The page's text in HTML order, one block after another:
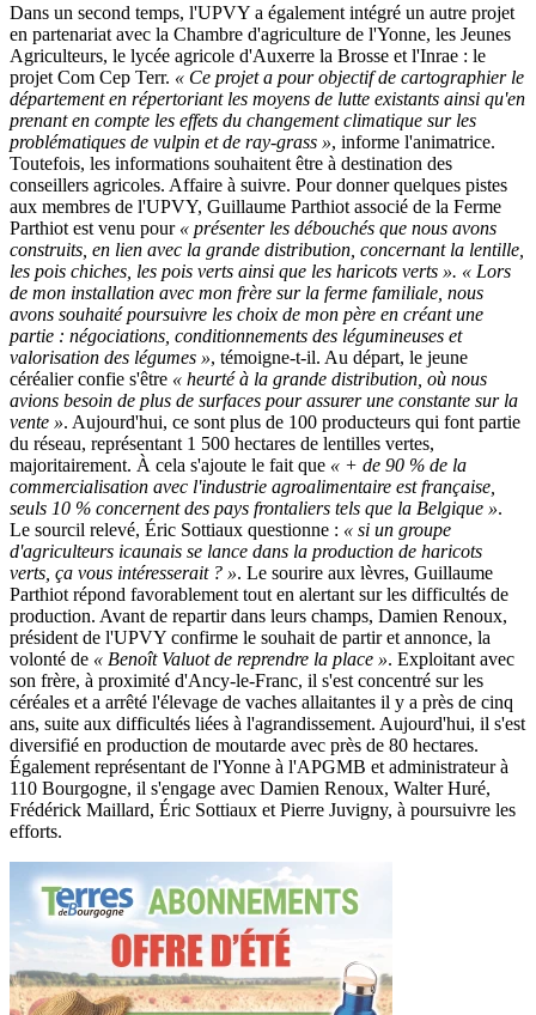
Dans un second temps, l'UPVY a également intégré un autre projet
en partenariat avec la Chambre d'agriculture de l'Yonne, les Jeunes
Agriculteurs, le lycée agricole d'Auxerre la Brosse et l'Inrae : le
projet Com Cep Terr. « Ce projet a pour objectif de cartographier le
département en répertoriant les moyens de lutte existants ainsi qu'en
prenant en compte les effets du changement climatique sur les
problématiques de vulpin et de ray-grass », informe l'animatrice.
Toutefois, les informations souhaitent être à destination des
conseillers agricoles. Affaire à suivre. Pour donner quelques pistes
aux membres de l'UPVY, Guillaume Parthiot associé de la Ferme
Parthiot est venu pour « présenter les débouchés que nous avons
construits, en lien avec la grande distribution, concernant la lentille,
les pois chiches, les pois verts ainsi que les haricots verts ». « Lors
de mon installation avec mon frère sur la ferme familiale, nous
avons souhaité poursuivre les choix de mon père en créant une
partie : négociations, conditionnements des légumineuses et
valorisation des légumes », témoigne-t-il. Au départ, le jeune
céréalier confie s'être « heurté à la grande distribution, où nous
avions besoin de plus de surfaces pour assurer une constante sur la
vente ». Aujourd'hui, ce sont plus de 100 producteurs qui font partie
du réseau, représentant 1 500 hectares de lentilles vertes,
majoritairement. À cela s'ajoute le fait que « + de 90 % de la
commercialisation avec l'industrie agroalimentaire est française,
seuls 10 % concernent des pays frontaliers tels que la Belgique ».
Le sourcil relevé, Éric Sottiaux questionne : « si un groupe
d'agriculteurs icaunais se lance dans la production de haricots
verts, ça vous intéresserait ? ». Le sourire aux lèvres, Guillaume
Parthiot répond favorablement tout en alertant sur les difficultés de
production. Avant de repartir dans leurs champs, Damien Renoux,
président de l'UPVY confirme le souhait de partir et annonce, la
volonté de « Benoît Valuot de reprendre la place ». Exploitant avec
son frère, à proximité d'Ancy-le-Franc, il s'est concentré sur les
céréales et a arrêté l'élevage de vaches allaitantes il y a près de cinq
ans, suite aux difficultés liées à l'agrandissement. Aujourd'hui, il s'est
diversifié en production de moutarde avec près de 80 hectares.
Également représentant de l'Yonne à l'APGMB et administrateur à
110 Bourgogne, il s'engage avec Damien Renoux, Walter Huré,
Frédérick Maillard, Éric Sottiaux et Pierre Juvigny, à poursuivre les
efforts.